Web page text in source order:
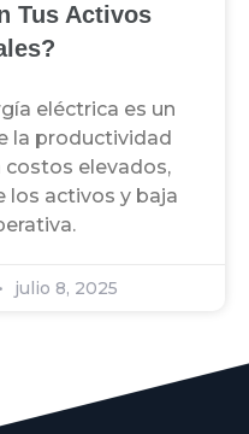
Tus Activos
eléctrica es un
la productividad
costos elevados,
los activos y baja
julio 8, 2025